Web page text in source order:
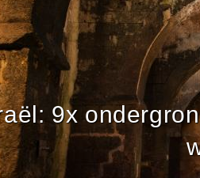
9x